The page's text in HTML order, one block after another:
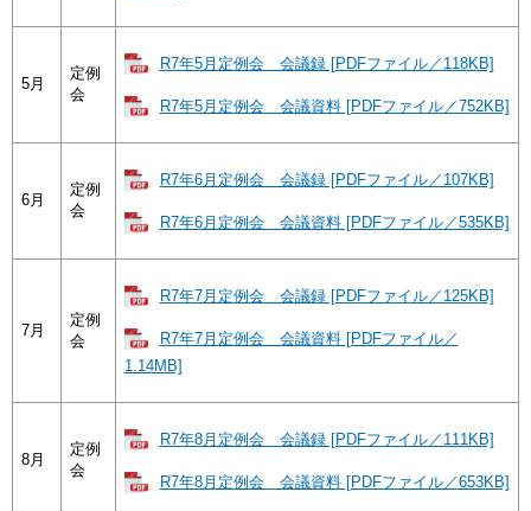
5月
定例
会
R7年5月定例会 会議録 [PDFファイル／118KB]
R7年5月定例会 会議資料 [PDFファイル／752KB]
6月
定例
会
R7年6月定例会 会議録 [PDFファイル／107KB]
R7年6月定例会 会議資料 [PDFファイル／535KB]
7月
定例
会
R7年7月定例会 会議録 [PDFファイル／125KB]
R7年7月定例会 会議資料 [PDFファイル／
1.14MB]
8月
定例
会
R7年8月定例会 会議録 [PDFファイル／111KB]
R7年8月定例会 会議資料 [PDFファイル／653KB]